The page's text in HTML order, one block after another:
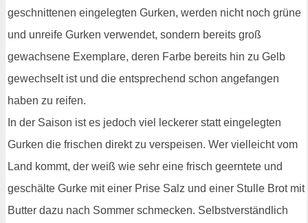
geschnittenen eingelegten Gurken, werden nicht noch grüne
und unreife Gurken verwendet, sondern bereits groß
gewachsene Exemplare, deren Farbe bereits hin zu Gelb
gewechselt ist und die entsprechend schon angefangen
haben zu reifen.
In der Saison ist es jedoch viel leckerer statt eingelegten
Gurken die frischen direkt zu verspeisen. Wer vielleicht vom
Land kommt, der weiß wie sehr eine frisch geerntete und
geschälte Gurke mit einer Prise Salz und einer Stulle Brot mit
Butter dazu nach Sommer schmecken. Selbstverständlich